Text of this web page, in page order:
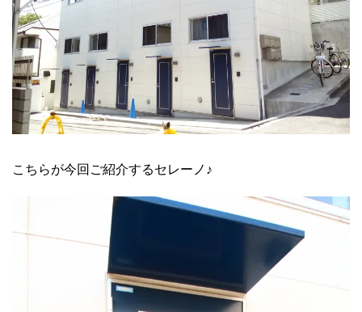
こちらが今回ご紹介するセレーノ♪